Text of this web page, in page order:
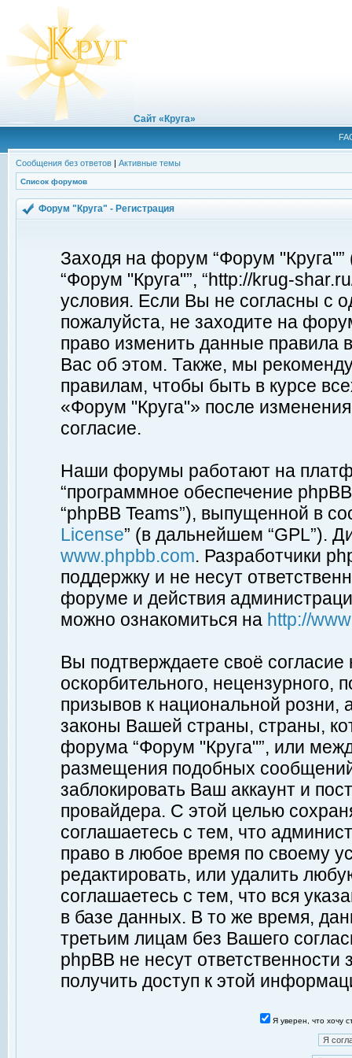
Сайт «Круга»
Сообщения без ответов | Активные темы
Список форумов
Форум "Круга" - Регистрация
Заходя на форум “Форум
“Форум "Круга"”, “http://krug-
условия. Если Вы не согласны с
пожалуйста, не заходите на
право изменить данные правила
Вас об этом. Также, мы
правилам, чтобы быть в курсе
«Форум "Круга"» после
согласие.
Наши форумы работают на
“программное обеспечение
“phpBB Teams”), выпущенной в
License” (в дальнейшем “GPL”).
www.phpbb.com. Разработчики
поддержку и не несут
форуме и действия
можно ознакомиться на http://
Вы подтверждаете своё
оскорбительного, нецензурного,
призывов к национальной
законы Вашей страны, страны,
форума “Форум "Круга"”, или
размещения подобных
заблокировать Ваш аккаунт и
провайдера. С этой целью
соглашаетесь с тем, что
право в любое время по своему
редактировать, или удалить
соглашаетесь с тем, что вся
в базе данных. В то же время,
третьим лицам без Вашего
phpBB не несут ответственности
получить доступ к этой
Я уверен, что хочу